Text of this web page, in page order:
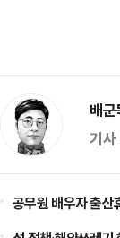
배
기
공무원 배우자 출